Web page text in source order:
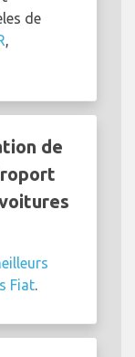
de
,
de
Fiat.